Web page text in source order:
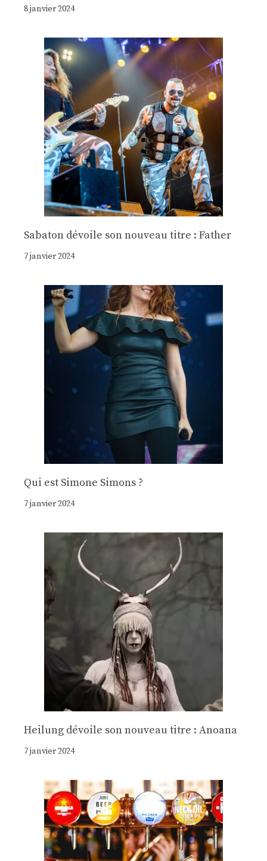
8 janvier 2024
Sabaton dévoile son nouveau titre : Father
7 janvier 2024
Qui est Simone Simons ?
7 janvier 2024
Heilung dévoile son nouveau titre : Anoana
7 janvier 2024